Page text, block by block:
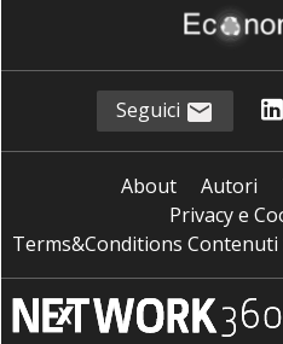
Seguici
About Autori
Privacy e
Terms&Conditions Contenuti